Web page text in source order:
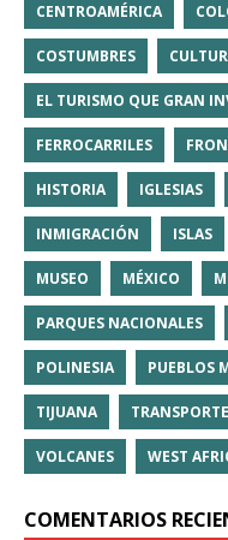
CENTROAMÉRICA
COSTUMBRES
EL TURISMO QUE GRAN
FERROCARRILES
HISTORIA IGLESIAS
INMIGRACIÓN ISLAS
MUSEO MÉXICO
PARQUES NACIONALES
POLINESIA PUEBLOS
TIJUANA
VOLCANES WEST
COMENTARIOS